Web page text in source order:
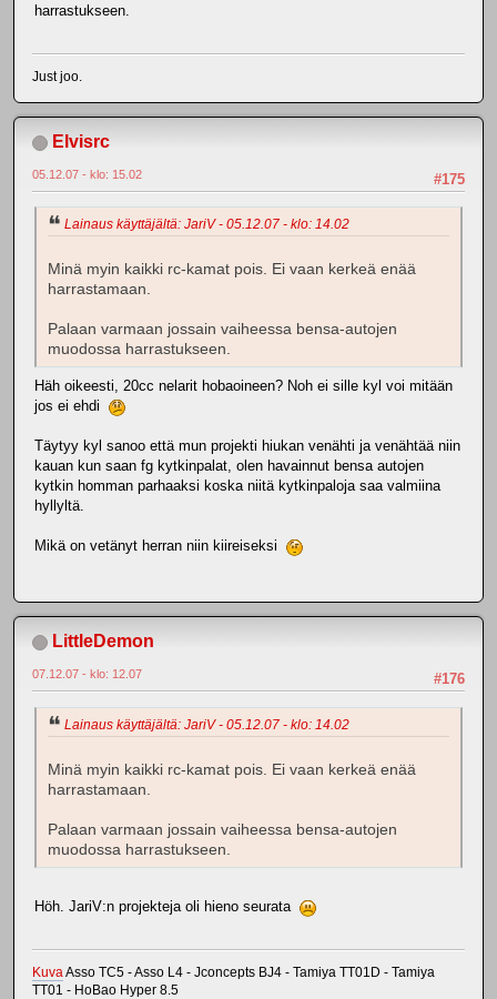
harrastukseen.
Just joo.
Elvisrc
#175
05.12.07 - klo: 15.02
Lainaus käyttäjältä: JariV - 05.12.07 - klo: 14.02
Minä myin kaikki rc-kamat pois. Ei vaan kerkeä enää
harrastamaan.
Palaan varmaan jossain vaiheessa bensa-autojen
muodossa harrastukseen.
Häh oikeesti, 20cc nelarit hobaoineen? Noh ei sille kyl voi mitään
jos ei ehdi
Täytyy kyl sanoo että mun projekti hiukan venähti ja venähtää niin
kauan kun saan fg kytkinpalat, olen havainnut bensa autojen
kytkin homman parhaaksi koska niitä kytkinpaloja saa valmiina
hyllyltä.
Mikä on vetänyt herran niin kiireiseksi
LittleDemon
#176
07.12.07 - klo: 12.07
Lainaus käyttäjältä: JariV - 05.12.07 - klo: 14.02
Minä myin kaikki rc-kamat pois. Ei vaan kerkeä enää
harrastamaan.
Palaan varmaan jossain vaiheessa bensa-autojen
muodossa harrastukseen.
Höh. JariV:n projekteja oli hieno seurata
KuvaAsso TC5 - Asso L4 - Jconcepts BJ4 - Tamiya TT01D - Tamiya
TT01 - HoBao Hyper 8.5